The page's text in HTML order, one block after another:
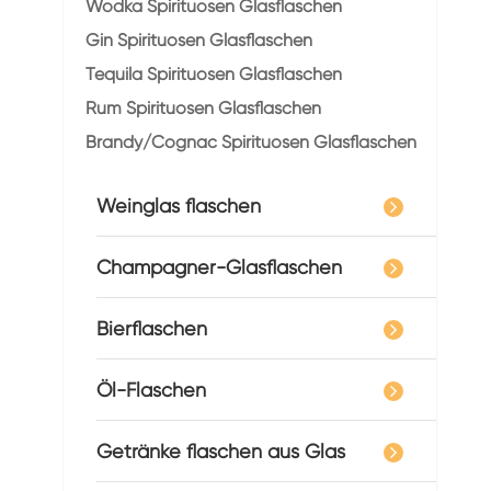
Wodka Spirituosen Glasflaschen
Gin Spirituosen Glasflaschen
Tequila Spirituosen Glasflaschen
Rum Spirituosen Glasflaschen
Brandy/Cognac Spirituosen Glasflaschen
Weinglas flaschen
Champagner-Glasflaschen
Bierflaschen
Öl-Flaschen
Getränke flaschen aus Glas